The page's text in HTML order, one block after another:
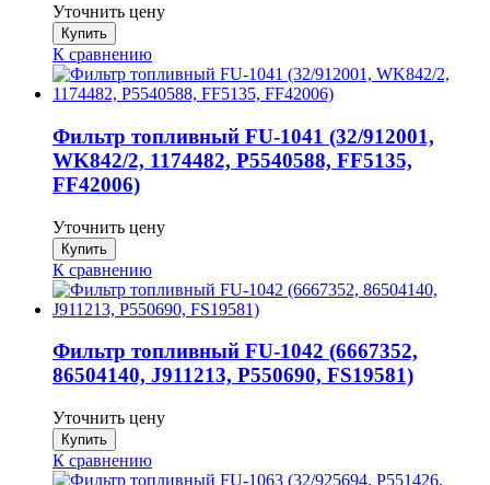
Уточнить цену
К сравнению
Фильтр топливный FU-1041 (32/912001,
WK842/2, 1174482, P5540588, FF5135,
FF42006)
Уточнить цену
К сравнению
Фильтр топливный FU-1042 (6667352,
86504140, J911213, P550690, FS19581)
Уточнить цену
К сравнению